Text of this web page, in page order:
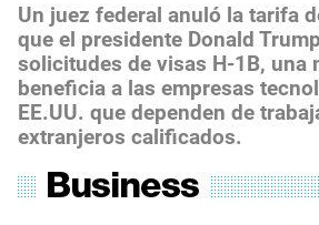
Un juez federal anuló la tarifa
que el presidente Donald
solicitudes de visas H-1B, una
beneficia a las empresas
EE.UU. que dependen de
extranjeros calificados.